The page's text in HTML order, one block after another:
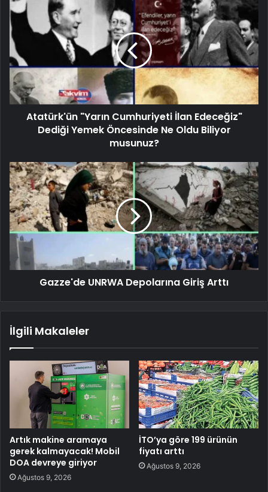
Atatürk'ün "Yarın Cumhuriyeti İlan Edeceğiz"
Dediği Yemek Öncesinde Ne Oldu Biliyor
musunuz?
Gazze'de UNRWA Depolarına Giriş Arttı
İlgili Makaleler
Artık makine aramaya
gerek kalmayacak! Mobil
DOA devreye giriyor
Ağustos 9, 2026
İTO’ya göre 199 ürünün
fiyatı arttı
Ağustos 9, 2026